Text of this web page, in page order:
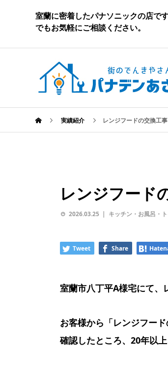
室蘭に密着したパナソニックの店で
でもお気軽にご相談ください。
実績紹介 レンジフードの交換工
レンジフード
2026.03.25 キッチン・お風呂・
Tweet Share
室蘭市八丁平A様宅にて、
お客様から「レンジフー
確認したところ、20年以